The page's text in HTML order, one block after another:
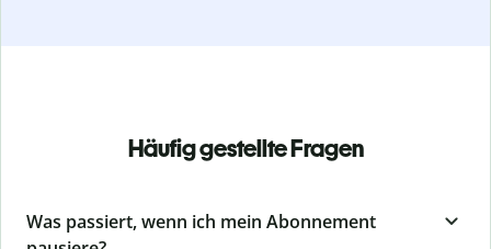
Häufig gestellte Fragen
Was passiert, wenn ich mein Abonnement